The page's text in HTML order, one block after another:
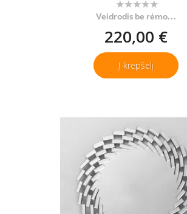
Veidrodis be rėmo...
220,00 €
Į krepšelį